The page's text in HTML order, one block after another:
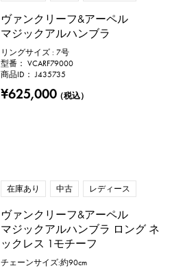
ヴァンクリーフ&アーペル
マジックアルハンブラ
リングサイズ : 7号
型番： VCARF79000
商品ID： J435735
¥625,000（税込）
在庫あり 中古 レディース
ヴァンクリーフ&アーペル
マジックアルハンブラ ロング ネ
ックレス 1モチーフ
チェーンサイズ:約90cm